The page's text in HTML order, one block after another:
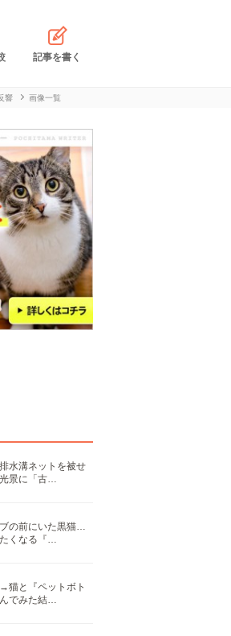
記事を書く
響 画像一覧
水溝ネットを被せ
景に「古…
の前にいた黒猫…
くなる『…
猫と『ペットボト
でみた結…